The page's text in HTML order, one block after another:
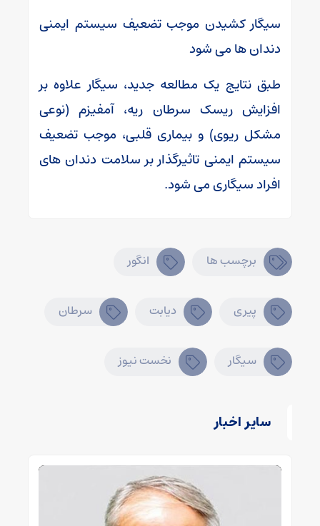
سیگار کشیدن موجب تضعیف سیستم ایمنی
دندان ها می شود
طبق نتایج یک مطالعه جدید، سیگار علاوه بر
افزایش ریسک سرطان ریه، آمفیزم (نوعی
مشکل ریوی) و بیماری قلبی، موجب تضعیف
سیستم ایمنی تاثیرگذار بر سلامت دندان های
افراد سیگاری می شود.
برچسب ها انگور
پیری دیابت سرطان
سیگار نخست نیوز
سایر اخبار